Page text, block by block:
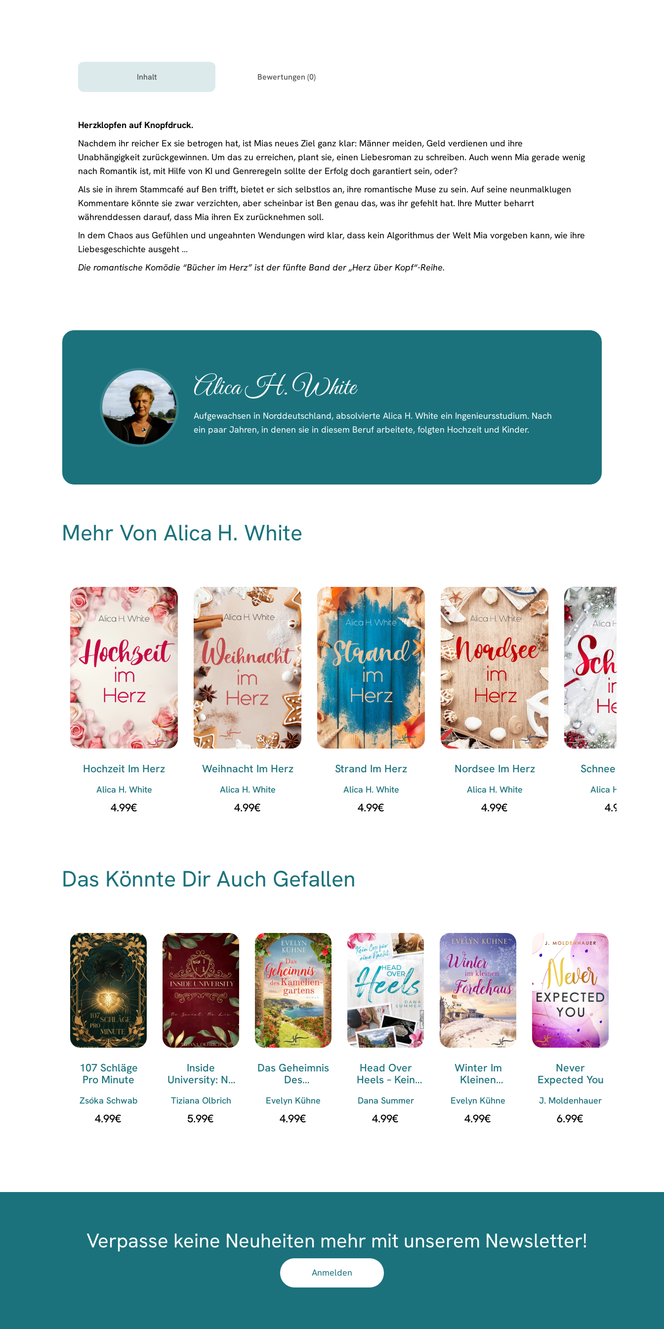
Inhalt Bewertungen (0)
Herzklopfen auf Knopfdruck.
Nachdem ihr reicher Ex sie betrogen hat, ist Mias neues Ziel ganz klar: Männer meiden, Geld verdienen und ihre
Unabhängigkeit zurückgewinnen. Um das zu erreichen, plant sie, einen Liebesroman zu schreiben. Auch wenn Mia gerade wenig
nach Romantik ist, mit Hilfe von KI und Genreregeln sollte der Erfolg doch garantiert sein, oder?
Als sie in ihrem Stammcafé auf Ben trifft, bietet er sich selbstlos an, ihre romantische Muse zu sein. Auf seine neunmalklugen
Kommentare könnte sie zwar verzichten, aber scheinbar ist Ben genau das, was ihr gefehlt hat. Ihre Mutter beharrt
währenddessen darauf, dass Mia ihren Ex zurücknehmen soll.
In dem Chaos aus Gefühlen und ungeahnten Wendungen wird klar, dass kein Algorithmus der Welt Mia vorgeben kann, wie ihre
Liebesgeschichte ausgeht …
Die romantische Komödie “Bücher im Herz” ist der fünfte Band der „Herz über Kopf“-Reihe.
Alica H. White
Aufgewachsen in Norddeutschland, absolvierte Alica H. White ein Ingenieursstudium. Nach
ein paar Jahren, in denen sie in diesem Beruf arbeitete, folgten Hochzeit und Kinder.
Mehr Von Alica H. White
Hochzeit Im Herz
Alica H. White
4.99€
Weihnacht Im Herz
Alica H. White
4.99€
Strand Im Herz
Alica H. White
4.99€
Nordsee Im Herz
Alica H. White
4.99€
Schnee Im Herz
Alica H. White
4.99
Das Könnte Dir Auch Gefallen
107 Schläge
Pro Minute
Zsóka Schwab
4.99€
Inside
University: No
Tiziana Olbrich
5.99€
Das Geheimnis
Des
S
Evelyn Kühne
4.99€
Head Over
Heels – Kein
Nacht
Dana Summer
4.99€
Winter Im
Kleinen
Evelyn Kühne
4.99€
Never
Expected You
J. Moldenhauer
6.99€
Verpasse keine Neuheiten mehr mit unserem Newsletter!
Anmelden